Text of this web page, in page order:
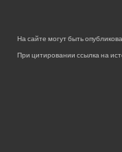
На сайте могут быть
При цитировании ссылка на